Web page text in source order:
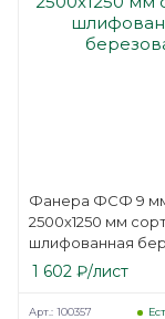
Фанера ФСФ 9
2500х1250 мм
шлифованная
1 602 ₽/лист
Арт.: 100357